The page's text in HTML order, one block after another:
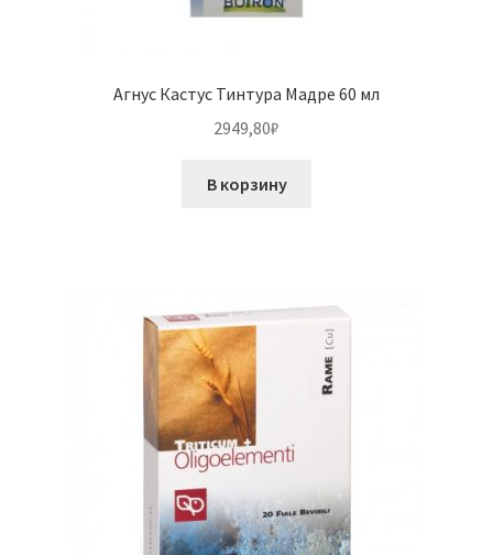
Агнус Кастус Тинтура Мадре 60 мл
2949,80₽
В корзину